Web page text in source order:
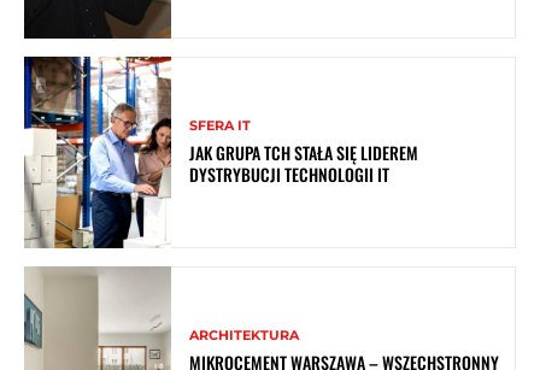
SFERA IT
JAK GRUPA TCH STAŁA SIĘ LIDEREM
DYSTRYBUCJI TECHNOLOGII IT
ARCHITEKTURA
MIKROCEMENT WARSZAWA – WSZECHSTRONNY